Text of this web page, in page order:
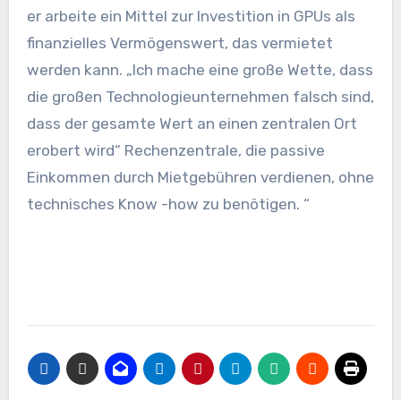
er arbeite ein Mittel zur Investition in GPUs als
finanzielles Vermögenswert, das vermietet
werden kann. „Ich mache eine große Wette, dass
die großen Technologieunternehmen falsch sind,
dass der gesamte Wert an einen zentralen Ort
erobert wird“ Rechenzentrale, die passive
Einkommen durch Mietgebühren verdienen, ohne
technisches Know -how zu benötigen. “